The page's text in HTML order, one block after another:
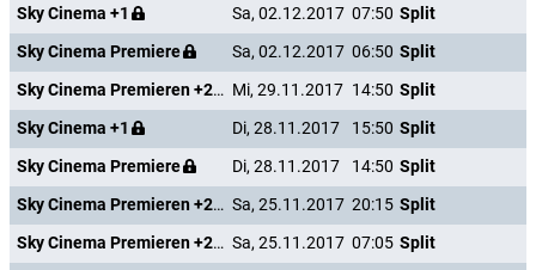
Sky Cinema +1
Sa, 02.12.2017 07:50 Split
Sky Cinema Premiere
Sa, 02.12.2017 06:50 Split
Sky Cinema Premieren +24 Mi, 29.11.2017 14:50 Split
Sky Cinema +1
Di, 28.11.2017 15:50 Split
Sky Cinema Premiere
Di, 28.11.2017 14:50 Split
Sky Cinema Premieren +24 Sa, 25.11.2017 20:15 Split
Sky Cinema Premieren +24 Sa, 25.11.2017 07:05 Split